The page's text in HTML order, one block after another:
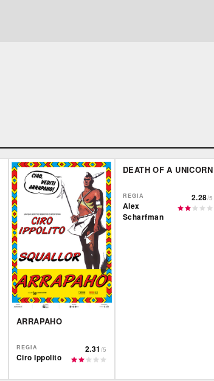
ARRAPAHO
REGIA
Ciro Ippolito
2.31 /5
DEATH OF A UNICORN
REGIA
Alex
Scharfman
2.28/5